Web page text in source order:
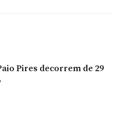
Pires decorrem de 29